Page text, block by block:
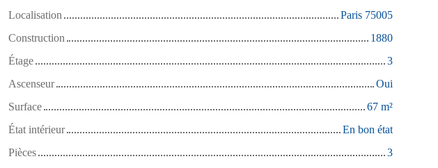
Localisation
Paris 75005
Construction
1880
Étage
3
Ascenseur
Oui
Surface
67 m²
État intérieur
En bon état
Pièces
3